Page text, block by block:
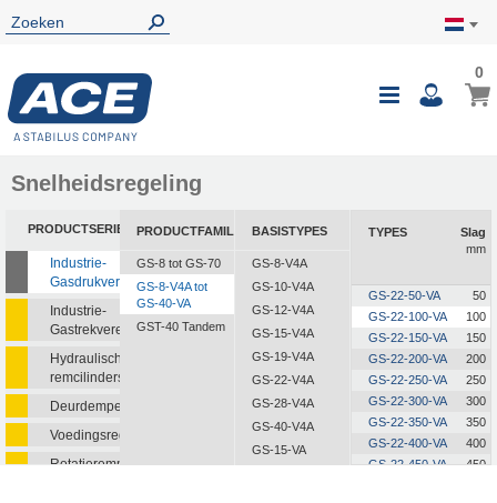
Toggle
00
Snelheidsregeling
PRODUCTSERIE
Industrie-
Gasdrukveren
Industrie-
Gastrekveren
Hydraulische
remcilinders
Deurdempers
Voedingsregelaars
Rotatieremmen
PRODUCTFAMILIE
GS-8 tot GS-70
GS-8-V4A tot
GS-40-VA
GST-40 Tandem
BASISTYPES
GS-8-V4A
GS-10-V4A
GS-12-V4A
GS-15-V4A
GS-19-V4A
GS-22-V4A
GS-28-V4A
GS-40-V4A
GS-15-VA
TYPES
Slag
mm
GS-22-50-VA
50
GS-22-100-VA
100
GS-22-150-VA
150
GS-22-200-VA
200
GS-22-250-VA
250
GS-22-300-VA
300
GS-22-350-VA
350
GS-22-400-VA
400
GS-22-450-VA
450